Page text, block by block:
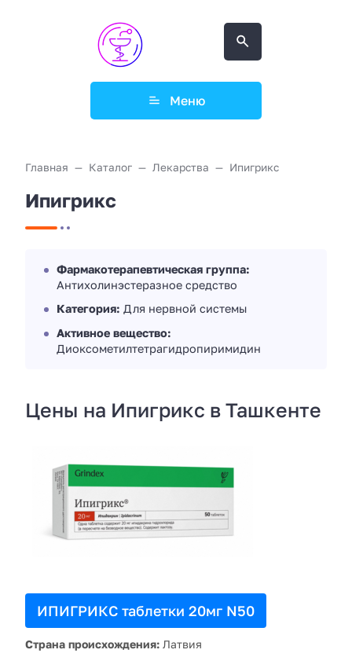
Меню
Главная Каталог Лекарства Ипигрикс
Ипигрикс
Фармакотерапевтическая группа:
Антихолинэстеразное средство
Категория: Для нервной системы
Активное вещество:
Диоксометилтетрагидропиримидин
Цены на Ипигрикс в Ташкенте
ИПИГРИКС таблетки 20мг N50
Страна происхождения: Латвия